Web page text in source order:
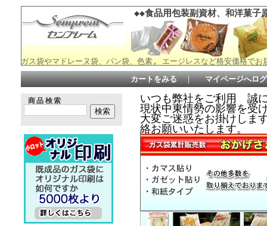
◆◆食品用包装副資材、和洋菓子
ガス袋やマドレーヌ袋、パン袋、色素, エージレスなど格安価格でお
カートをみる ｜ マイページへロ
商品検索
いつも弊社をご利用 誠
現状中東情勢の影響を受
大変ご迷惑をお掛けし
絡お願いいたします。